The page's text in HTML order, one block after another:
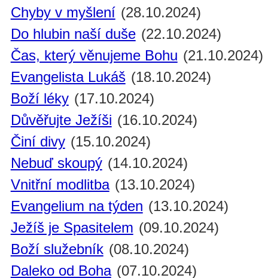
Chyby v myšlení (28.10.2024)
Do hlubin naší duše (22.10.2024)
Čas, který věnujeme Bohu (21.10.2024)
Evangelista Lukáš (18.10.2024)
Boží léky (17.10.2024)
Důvěřujte Ježíši (16.10.2024)
Činí divy (15.10.2024)
Nebuď skoupý (14.10.2024)
Vnitřní modlitba (13.10.2024)
Evangelium na týden (13.10.2024)
Ježíš je Spasitelem (09.10.2024)
Boží služebník (08.10.2024)
Daleko od Boha (07.10.2024)